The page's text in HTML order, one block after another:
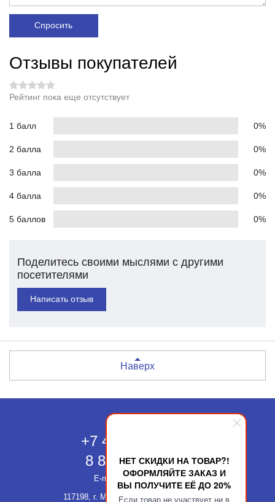
НЕТ СКИДКИ НА ТОВАР?!
ОФОРМЛЯЙТЕ ЗАКАЗ И
ВЫ ПОЛУЧИТЕ ЕЁ ДО 20%
Если товар не участвует ни в
Спросить
Отзывы покупателей
Рейтинг пока еще отсутствует
1 балл 0%
2 балла 0%
3 балла 0%
4 балла 0%
5 баллов 0%
Поделитесь своими мыслями с другими
посетителями
Написать отзыв
Наверх
+7 495 118-43-83
8 800 511-52-66
E-mail:
info@kupatika.ru
117198, г. Москва, ул. Миклухо-Маклая,